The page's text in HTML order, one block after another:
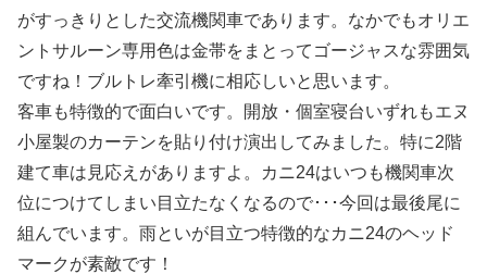
がすっきりとした交流機関車であります。なかでもオリエ
ントサルーン専用色は金帯をまとってゴージャスな雰囲気
ですね！ブルトレ牽引機に相応しいと思います。
客車も特徴的で面白いです。開放・個室寝台いずれもエヌ
小屋製のカーテンを貼り付け演出してみました。特に2階
建て車は見応えがありますよ。カニ24はいつも機関車次
位につけてしまい目立たなくなるので･･･今回は最後尾に
組んでいます。雨といが目立つ特徴的なカニ24のヘッド
マークが素敵です！